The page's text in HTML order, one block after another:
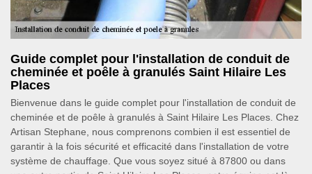
Guide complet pour l'installation de conduit de
cheminée et poêle à granulés Saint Hilaire Les
Places
Bienvenue dans le guide complet pour l'installation de conduit de
cheminée et de poêle à granulés à Saint Hilaire Les Places. Chez
Artisan Stephane, nous comprenons combien il est essentiel de
garantir à la fois sécurité et efficacité dans l'installation de votre
système de chauffage. Que vous soyez situé à 87800 ou dans